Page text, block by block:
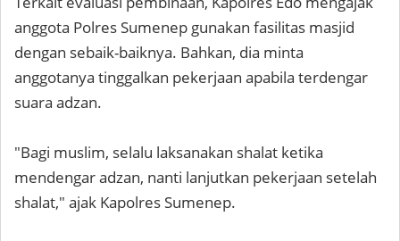
anggota Polres Sumenep gunakan fasilitas masjid
dengan sebaik-baiknya. Bahkan, dia minta
anggotanya tinggalkan pekerjaan apabila terdengar
suara adzan.
"Bagi muslim, selalu laksanakan shalat ketika
mendengar adzan, nanti lanjutkan pekerjaan setelah
shalat," ajak Kapolres Sumenep.